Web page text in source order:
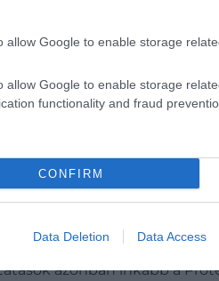
allow Google to enable storage
allow Google to enable storage
functionality and fraud
CONFIRM
Data Deletion Data Access
hogy létezhet
története, amiből A
megmagyarázni. A család
19. századi elképzelés
azonban inkább a